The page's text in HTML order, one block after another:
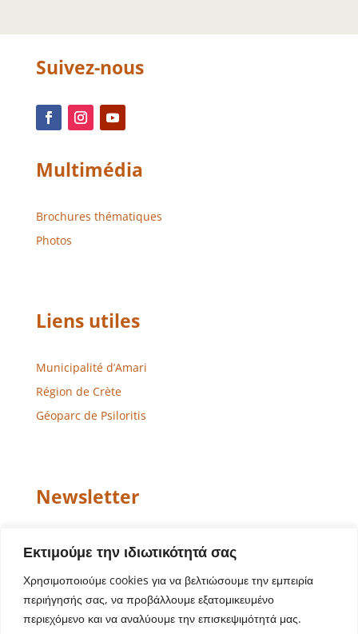
Εκτιμούμε την ιδιωτικότητά σας
Χρησιμοποιούμε cookies για να βελτιώσουμε την εμπειρία
περιήγησής σας, να προβάλλουμε εξατομικευμένο
περιεχόμενο και να αναλύουμε την επισκεψιμότητά μας.
Suivez-nous
Multimédia
Brochures thématiques
Photos
Liens utiles
Municipalité d’Amari
Région de Crète
Géoparc de Psiloritis
Newsletter